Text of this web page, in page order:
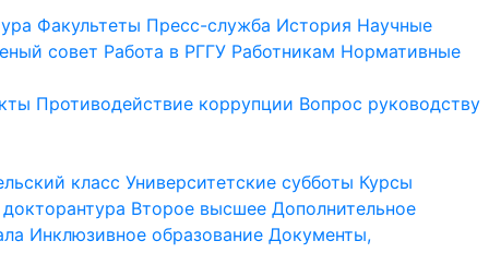
Факультеты Пресс-служба История Научные
совет Работа в РГГУ Работникам Нормативные
Противодействие коррупции Вопрос руководству
класс Университетские субботы Курсы
Второе высшее Дополнительное
Инклюзивное образование Документы,